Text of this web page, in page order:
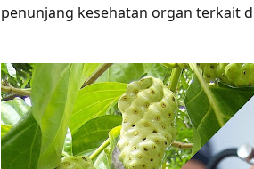
penunjang kesehatan organ terkait